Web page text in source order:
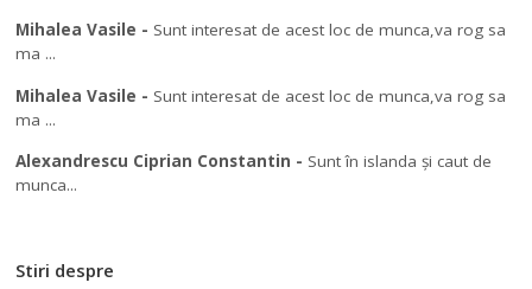
Mihalea Vasile - Sunt interesat de acest loc de munca,va rog sa
ma ...
Mihalea Vasile - Sunt interesat de acest loc de munca,va rog sa
ma ...
Alexandrescu Ciprian Constantin - Sunt în islanda și caut de
munca...
Stiri despre